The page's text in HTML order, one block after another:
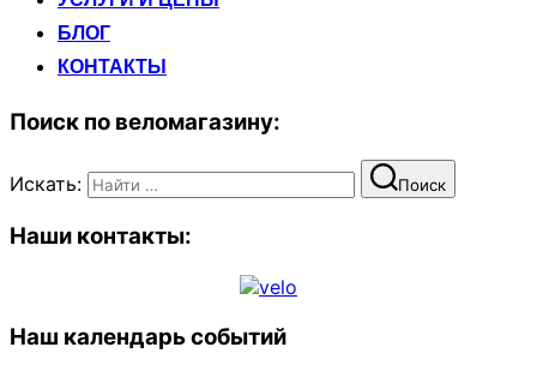
БЛОГ
КОНТАКТЫ
Поиск по веломагазину:
Искать: Поиск
Наши контакты:
Наш календарь событий